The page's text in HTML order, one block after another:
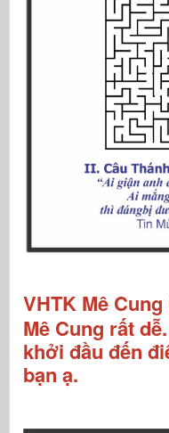
VHTK Mê
Mê Cung rất
khởi đầu đến
bạn ạ.